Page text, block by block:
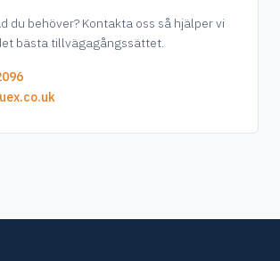
du behöver? Kontakta oss så hjälper vi
bästa tillvägagångssättet.